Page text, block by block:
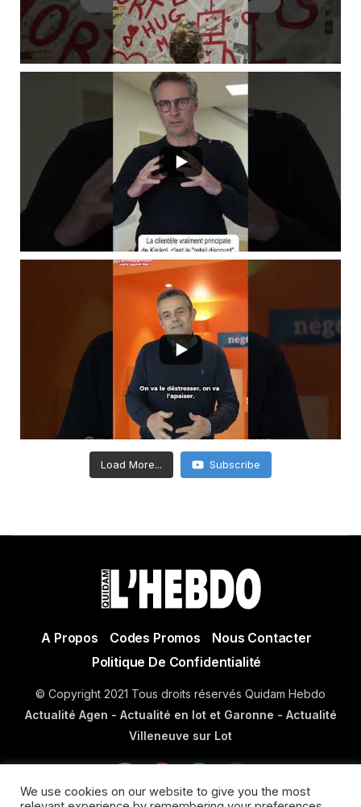
Load More... Subscribe
A Propos Codes Promos
Nous Contacter
Politique De Confidentialité
© Copyright 2021 Tous droits réservés Quidam Hebdo
Actualité Agen - Actualité en lot et Garonne - Actualité
Villeneuve sur Lot
We use cookies on our website to give you the most